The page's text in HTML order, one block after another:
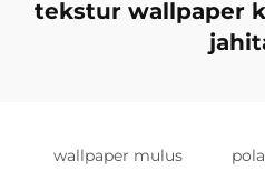
tekstur wallpaper
wallpaper mulus